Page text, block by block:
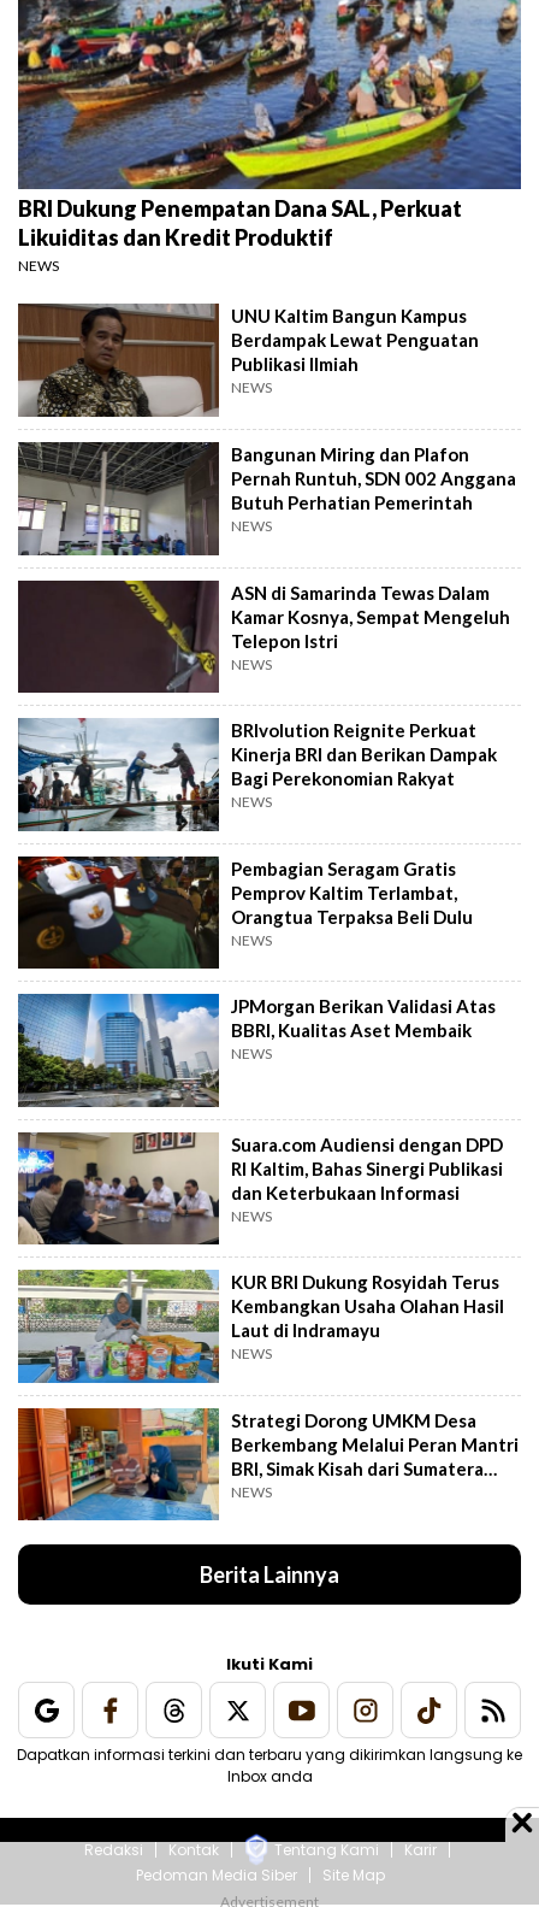
BRI Dukung Penempatan Dana SAL, Perkuat
Likuiditas dan Kredit Produktif
NEWS
UNU Kaltim Bangun Kampus
Berdampak Lewat Penguatan
Publikasi Ilmiah
NEWS
Bangunan Miring dan Plafon
Pernah Runtuh, SDN 002 Anggana
Butuh Perhatian Pemerintah
NEWS
ASN di Samarinda Tewas Dalam
Kamar Kosnya, Sempat Mengeluh
Telepon Istri
NEWS
BRIvolution Reignite Perkuat
Kinerja BRI dan Berikan Dampak
Bagi Perekonomian Rakyat
NEWS
Pembagian Seragam Gratis
Pemprov Kaltim Terlambat,
Orangtua Terpaksa Beli Dulu
NEWS
JPMorgan Berikan Validasi Atas
BBRI, Kualitas Aset Membaik
NEWS
Suara.com Audiensi dengan DPD
RI Kaltim, Bahas Sinergi Publikasi
dan Keterbukaan Informasi
NEWS
KUR BRI Dukung Rosyidah Terus
Kembangkan Usaha Olahan Hasil
Laut di Indramayu
NEWS
Strategi Dorong UMKM Desa
Berkembang Melalui Peran Mantri
BRI, Simak Kisah dari Sumatera
Utara Ini
NEWS
Berita Lainnya
Ikuti Kami
Dapatkan informasi terkini dan terbaru yang dikirimkan langsung ke
Inbox anda
Redaksi Kontak Tentang Kami
Karir
Pedoman Media Siber
Site Map